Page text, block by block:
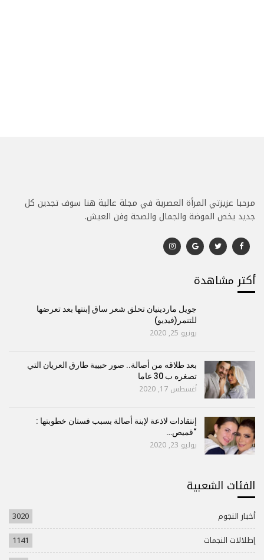
مرحبا عزيزتي المرأة العصرية في مجلة عالية هنا سوف تجدين كل
جديد يخص الموضة والجمال والصحة وفن العيش.
أكتر مشاهدة
جويل ماردينيان تحلق شعر ساق إبنتها بعد تعرضها
للتنمر(فيديو)
يونيو 25, 2020
بعد طلاقه من أصالة.. صور حبيبة طارق العريان التي
تصغره ب 30 عاما
أغسطس 17, 2020
إنتقادات لاذعة لإبنة أصالة بسبب فستان خطوبتها :
“قميص…
يوليو 23, 2020
الفئات الشعبية
أخبار النجوم
3020
إطلالات النجمات
1141